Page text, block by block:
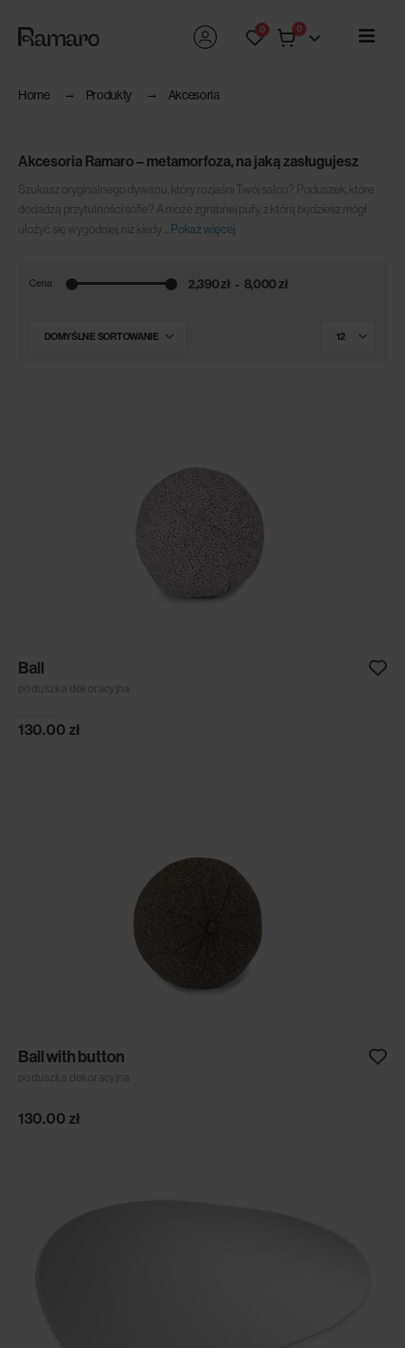
0 0
Home Produkty Akcesoria
Akcesoria Ramaro – metamorfoza, na jaką zasługujesz
Szukasz oryginalnego dywanu, który rozjaśni Twój salon? Poduszek, które
dodadzą przytulności sofie? A może zgrabnej pufy, z którą będziesz mógł
ułożyć się wygodniej, niż kiedy
Pokaż więcej
Cena 2,390 zł 8,000 zł
Ball
poduszka dekoracyjna
130.00 zł
Ball with button
poduszka dekoracyjna
130.00 zł